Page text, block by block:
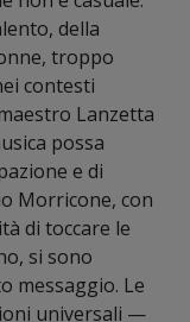
della
troppo
contesti
Lanzetta
possa
e di
Morricone, con
di toccare le
si sono
messaggio. Le
universali —